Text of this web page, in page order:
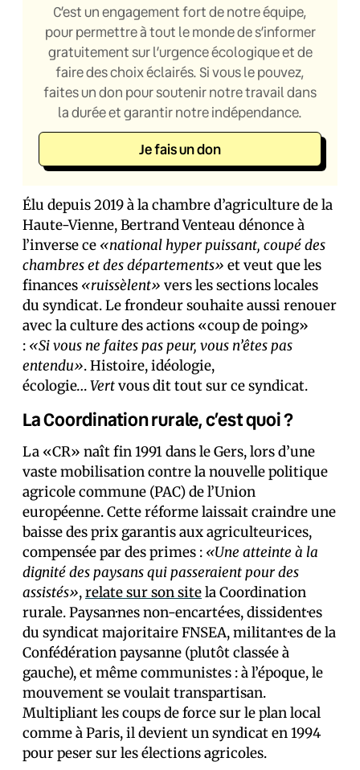
C’est un engagement fort de notre équipe,
pour permettre à tout le monde de s’informer
gratuitement sur l’urgence écologique et de
faire des choix éclairés. Si vous le pouvez,
faites un don pour soutenir notre travail dans
la durée et garantir notre indépendance.
Je fais un don
Élu depuis 2019 à la chambre d’agriculture de la
Haute-Vienne, Bertrand Venteau dénonce à
l’inverse ce «national hyper puissant, coupé des
chambres et des départements» et veut que les
finances «ruissèlent» vers les sections locales
du syndicat. Le frondeur souhaite aussi renouer
avec la culture des actions «coup de poing»
: «Si vous ne faites pas peur, vous n’êtes pas
entendu». Histoire, idéologie,
écologie…Vertvous dit tout sur ce syndicat.
La Coordination rurale, c’est quoi ?
La «CR» naît fin 1991 dans le Gers, lors d’une
vaste mobilisation contre la nouvelle politique
agricole commune (PAC) de l’Union
européenne. Cette réforme laissait craindre une
baisse des prix garantis aux agriculteur·ices,
compensée par des primes : «Une atteinte à la
dignité des paysans qui passeraient pour des
assistés»,relate sur son sitela Coordination
rurale. Paysan·nes non-encarté·es, dissident·es
du syndicat majoritaire FNSEA, militant·es de la
Confédération paysanne (plutôt classée à
gauche), et même communistes : à l’époque, le
mouvement se voulait transpartisan.
Multipliant les coups de force sur le plan local
comme à Paris, il devient un syndicat en 1994
pour peser sur les élections agricoles.